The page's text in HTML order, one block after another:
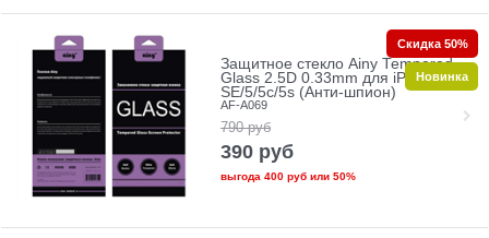
Защитное стекло Ainy Tempered
Glass 2.5D 0.33mm для iPhone
SE/5/5c/5s (Анти-шпион)
AF-A069
790 руб
390 руб
выгода 400 рубили 50%
Скидка 50%
Новинка